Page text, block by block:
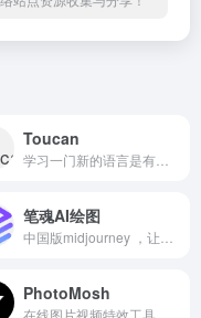
Toucan
笔魂AI绘图
PhotoMosh
在线图片视频特效工具